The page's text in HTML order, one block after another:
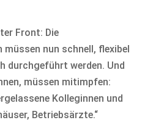
Front: Die
nun schnell, flexibel
durchgeführt werden. Und
müssen mitimpfen:
Kolleginnen und
Betriebsärzte.“